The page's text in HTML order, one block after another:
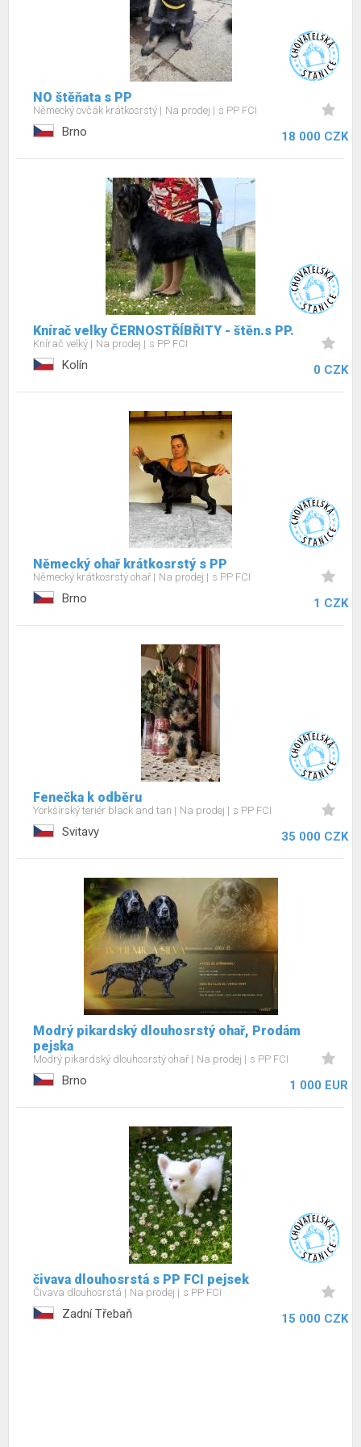
NO štěňata s PP
Německý ovčák krátkosrstý Na prodej s PP FCI
Brno 18 000 CZK
Knírač velky ČERNOSTŘÍBŘITY - štěn.s PP.
Knírač velký Na prodej s PP FCI
Kolín 0 CZK
Německý ohař krátkosrstý s PP
Německý krátkosrstý ohař Na prodej s PP FCI
Brno 1 CZK
Fenečka k odběru
Yorkšírský teriér black and tan Na prodej s PP FCI
Svitavy 35 000 CZK
Modrý pikardský dlouhosrstý ohař, Prodám
pejska
Modrý pikardský dlouhosrstý ohař Na prodej s PP FCI
Brno 1 000 EUR
čivava dlouhosrstá s PP FCI pejsek
Čivava dlouhosrstá Na prodej s PP FCI
Zadní Třebaň 15 000 CZK